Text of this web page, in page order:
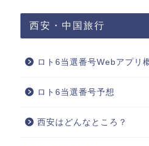
西安・中国旅行
ロト6当選番号Webアプリ
ロト6当選番号予想
西安はどんなところ？